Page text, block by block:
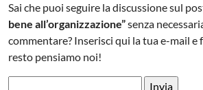
Sai che puoi seguire la discussione sul
bene all’organizzazione”senza
commentare? Inserisci qui la tua e-mail e
resto pensiamo noi!